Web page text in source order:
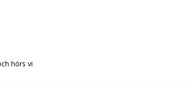
hörs vi